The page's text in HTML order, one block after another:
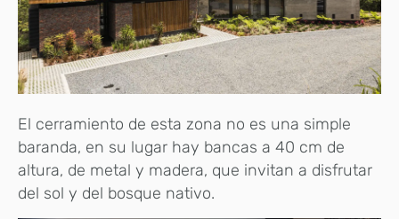
El cerramiento de esta zona no es una simple
baranda, en su lugar hay bancas a 40 cm de
altura, de metal y madera, que invitan a disfrutar
del sol y del bosque nativo.